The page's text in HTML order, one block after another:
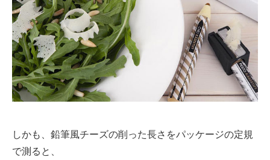
しかも、鉛筆風チーズの削った長さをパッケージの定規
で測ると、